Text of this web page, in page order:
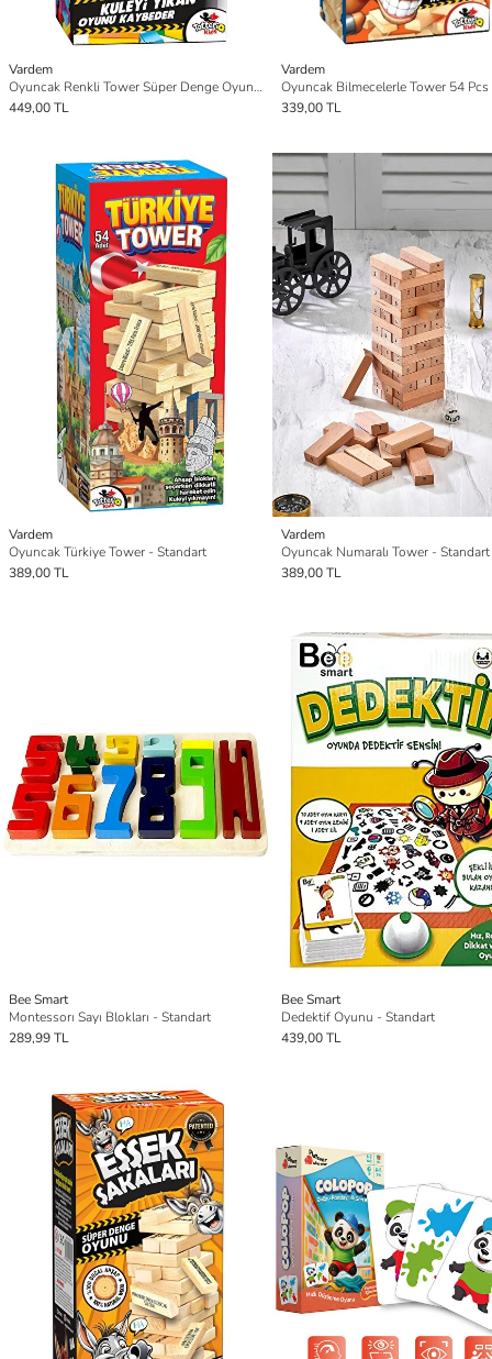
Vardem
Oyuncak Renkli Tower Süper Denge Oyunu 54 Adet - Standart
449,00 TL
Vardem
339,00 TL
Vardem
Oyuncak Türkiye Tower - Standart
389,00 TL
Vardem
Oyuncak Numaralı Tower - Standart
389,00 TL
Bee Smart
Montessorı Sayı Blokları - Standart
289,99 TL
Bee Smart
Dedektif Oyunu - Standart
439,00 TL